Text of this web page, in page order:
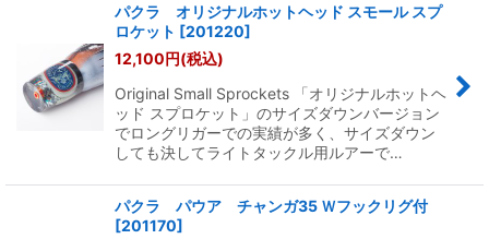
パクラ オリジナルホットヘッド スモール スプ
ロケット [201220]
12,100円(税込)
Original Small Sprockets 「オリジナルホットヘ
ッド スプロケット」のサイズダウンバージョン
でロングリガーでの実績が多く、サイズダウン
しても決してライトタックル用ルアーで…
パクラ パウア チャンガ35 Ｗフックリグ付
[201170]